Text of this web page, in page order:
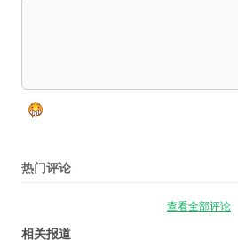
热门评论
查看全部评论
相关报道